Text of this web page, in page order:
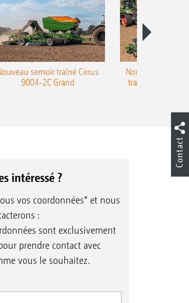
semoir traîné Cirrus
9004-2C Grand
Nouveau semoir
traîné Precea-
intéressé ?
vos coordonnées* et nous
:
sont exclusivement
prendre contact avec
vous le souhaitez.
Contact